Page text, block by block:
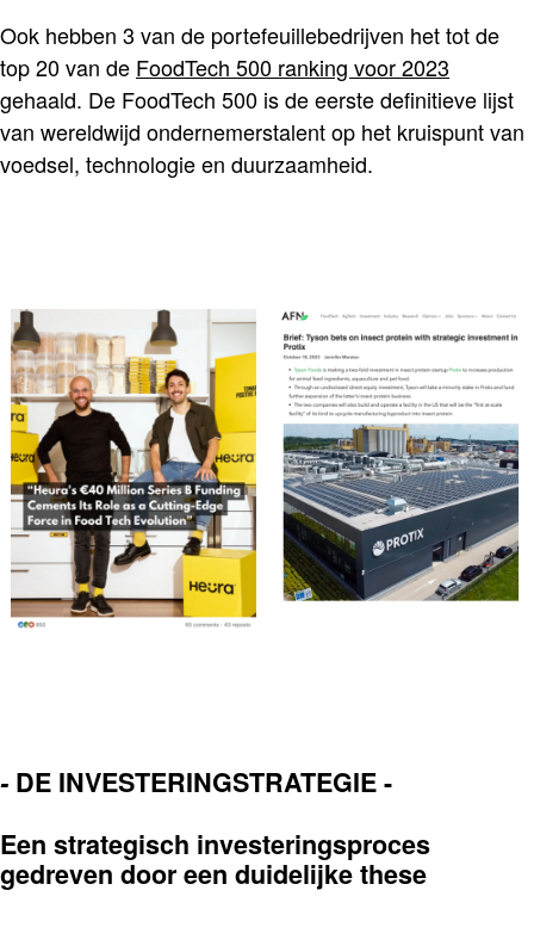
Ook hebben 3 van de portefeuillebedrijven het tot de
top 20 van de FoodTech 500 ranking voor 2023
gehaald. De FoodTech 500 is de eerste definitieve lijst
van wereldwijd ondernemerstalent op het kruispunt van
voedsel, technologie en duurzaamheid.
- DE INVESTERINGSTRATEGIE -
Een strategisch investeringsproces
gedreven door een duidelijke these